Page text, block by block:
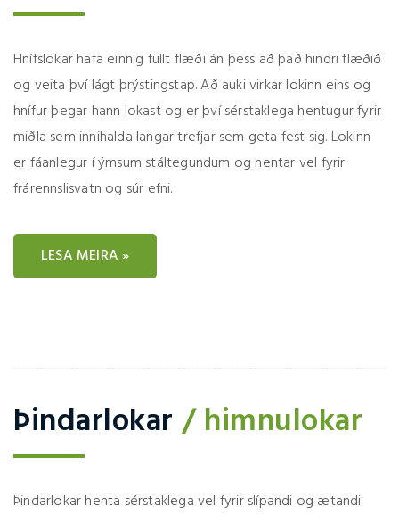
Hnífslokar hafa einnig fullt flæði án þess að það hindri flæðið
og veita því lágt þrýstingstap. Að auki virkar lokinn eins og
hnífur þegar hann lokast og er því sérstaklega hentugur fyrir
miðla sem innihalda langar trefjar sem geta fest sig. Lokinn
er fáanlegur í ýmsum stáltegundum og hentar vel fyrir
frárennslisvatn og súr efni.
LESA MEIRA »
Þindarlokar/ himnulokar
Þindarlokar henta sérstaklega vel fyrir slípandi og ætandi